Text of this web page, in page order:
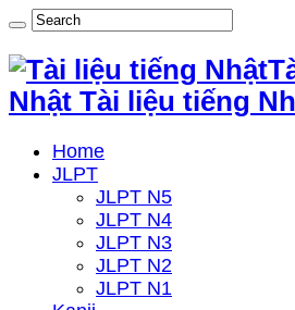
Nhật Tài liệu tiếng
Home
JLPT
JLPT N5
JLPT N4
JLPT N3
JLPT N2
JLPT N1